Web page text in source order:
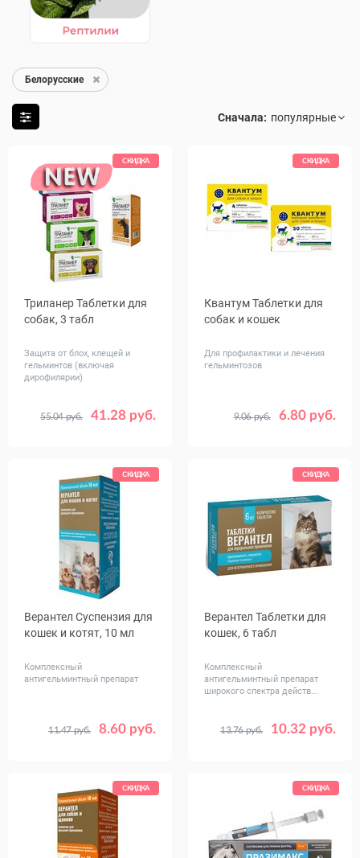
Белорусские
Сначала:
СКИДКА
Триланер Таблетки для
собак, 3 табл
Защита от блох, клещей и
гельминтов (включая
дирофилярии)
41.28 руб.
55.04 руб.
Вес
от 1.25 до 2.5
от 5 до 10
от 10 до 20
от 20 до 40
СКИДКА
Квантум Таблетки для
собак и кошек
Для профилактики и лечения
гельминтозов
6.80 руб.
9.06 руб.
Количество,
4 20
СКИДКА
Верантел Суспензия для
кошек и котят, 10 мл
Комплексный
антигельминтный препарат
8.60 руб.
11.47 руб.
СКИДКА
Верантел Таблетки для
кошек, 6 табл
Комплексный
антигельминтный препарат
широкого спектра действ...
10.32 руб.
13.76 руб.
СКИДКА СКИДКА